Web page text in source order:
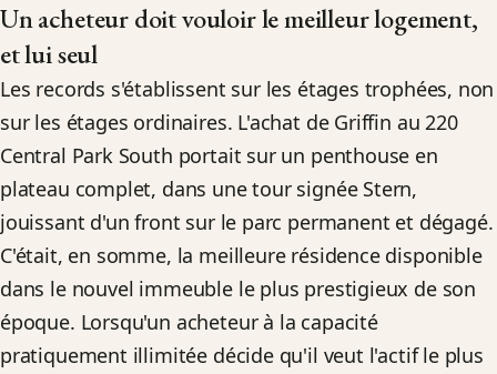
Un acheteur doit vouloir le meilleur logement,
et lui seul
Les records s'établissent sur les étages trophées, non
sur les étages ordinaires. L'achat de Griffin au 220
Central Park South portait sur un penthouse en
plateau complet, dans une tour signée Stern,
jouissant d'un front sur le parc permanent et dégagé.
C'était, en somme, la meilleure résidence disponible
dans le nouvel immeuble le plus prestigieux de son
époque. Lorsqu'un acheteur à la capacité
pratiquement illimitée décide qu'il veut l'actif le plus